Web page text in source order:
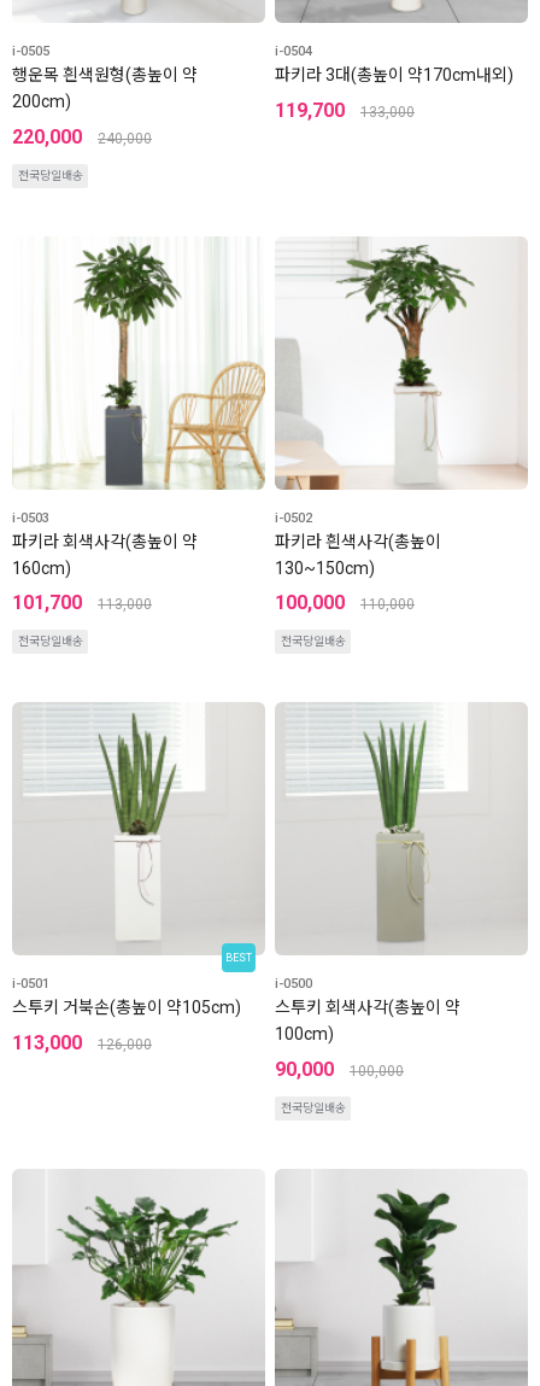
i-0505
행운목 흰색원형(총높이 약
200cm)
220,000 240,000
전국당일배송
i-0504
파키라 3대(총높이 약170cm내외)
119,700 133,000
i-0503
파키라 회색사각(총높이 약
160cm)
101,700 113,000
전국당일배송
i-0502
파키라 흰색사각(총높이
130~150cm)
100,000 110,000
전국당일배송
BEST
i-0501
스투키 거북손(총높이 약105cm)
113,000 126,000
i-0500
스투키 회색사각(총높이 약
100cm)
90,000 100,000
전국당일배송